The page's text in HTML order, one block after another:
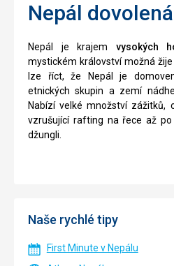
Nepál
Nepál je krajem vysokých
mystickém království možná
lze říct, že Nepál je
etnických skupin a zemí
Nabízí velké množství zážitků,
vzrušující rafting na řece až
džungli.
Naše rychlé tipy
First Minute v Nepálu